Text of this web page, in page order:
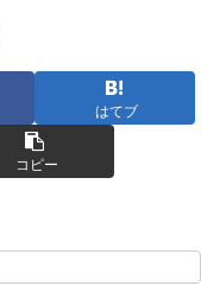
はてブ
コピー